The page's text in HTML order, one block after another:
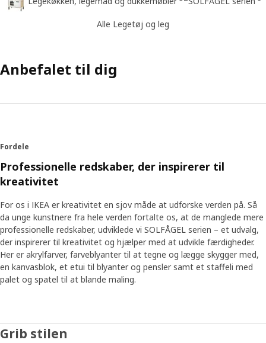
Alle Legetøj og leg
Anbefalet til dig
Fordele
Professionelle redskaber, der inspirerer til
kreativitet
For os i IKEA er kreativitet en sjov måde at udforske verden på. Så
da unge kunstnere fra hele verden fortalte os, at de manglede mere
professionelle redskaber, udviklede vi SOLFÅGEL serien – et udvalg,
der inspirerer til kreativitet og hjælper med at udvikle færdigheder.
Her er akrylfarver, farveblyanter til at tegne og lægge skygger med,
en kanvasblok, et etui til blyanter og pensler samt et staffeli med
palet og spatel til at blande maling.
Grib stilen